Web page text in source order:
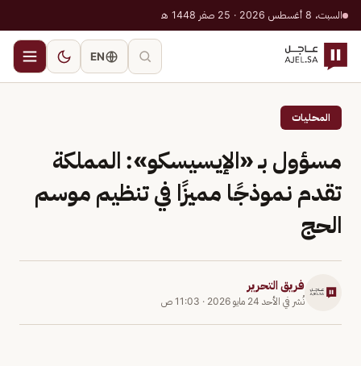
السبت، 8 أغسطس 2026 · 25 صفر 1448 هـ
EN
المحليات
مسؤول بـ «الإيسيسكو»: المملكة
تقدم نموذجًا مميزًا في تنظيم موسم
الحج
فريق التحرير
نُشر في الأحد 24 مايو 2026 · 11:03 ص